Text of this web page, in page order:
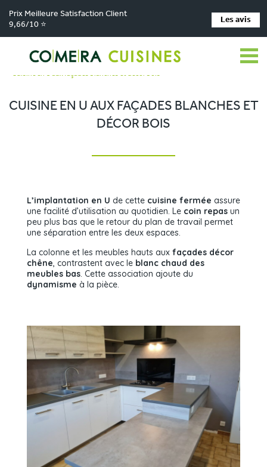
Prix Meilleure Satisfaction Client
9,66/10 ⭐
Les avis
Comera Cuisines > Nos magasins de cuisine >
Cuisiniste MAIZIERES LA GRANDE PAROISSE > Réalisations
Cuisine en U aux façades blanches et décor bois
CUISINE EN U AUX FAÇADES BLANCHES ET
DÉCOR BOIS
L’implantation en U de cette cuisine fermée assure
une facilité d’utilisation au quotidien. Le coin repas un
peu plus bas que le retour du plan de travail permet
une séparation entre les deux espaces.
La colonne et les meubles hauts aux façades décor
chêne, contrastent avec le blanc chaud des
meubles bas. Cette association ajoute du
dynamisme à la pièce.